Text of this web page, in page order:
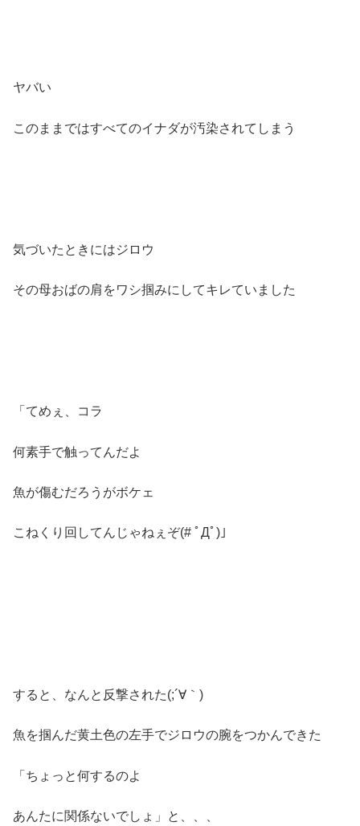
ヤバい
このままではすべてのイナダが汚染されてしまう
気づいたときにはジロウ
その母おばの肩をワシ掴みにしてキレていました
「てめぇ、コラ
何素手で触ってんだよ
魚が傷むだろうがボケェ
こねくり回してんじゃねぇぞ(# ﾟДﾟ)」
すると、なんと反撃された(;´∀｀)
魚を掴んだ黄土色の左手でジロウの腕をつかんできた
「ちょっと何するのよ
あんたに関係ないでしょ」と、、、